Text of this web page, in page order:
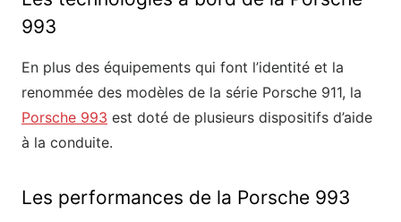
993
En plus des équipements qui font l’identité et la
renommée des modèles de la série Porsche 911, la
Porsche 993 est doté de plusieurs dispositifs d’aide
à la conduite.
Les performances de la Porsche 993